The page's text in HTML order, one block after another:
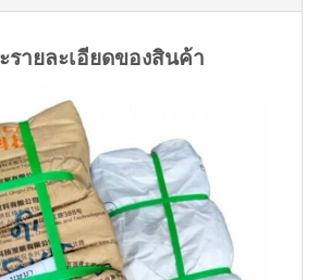
ายละเอียดของสินค้า